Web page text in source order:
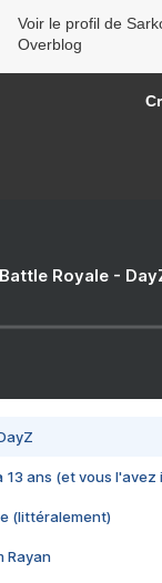
Voir le profil de
Overblog
Royale -
13 ans (et vous l'avez
(littéralement)
Rayan